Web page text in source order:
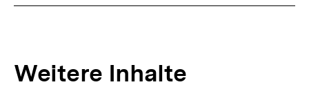
Weitere Inhalte